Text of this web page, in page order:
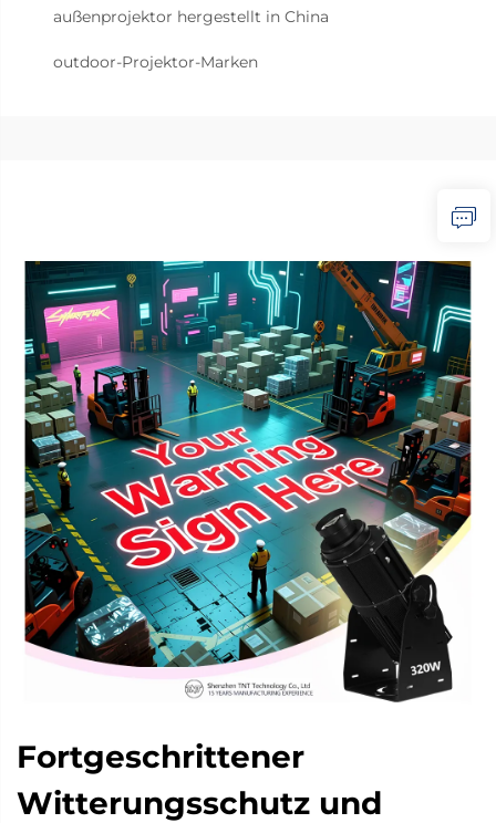
außenprojektor hergestellt in China
outdoor-Projektor-Marken
Fortgeschrittener
Witterungsschutz und